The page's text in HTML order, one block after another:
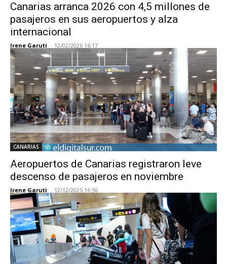
Canarias arranca 2026 con 4,5 millones de
pasajeros en sus aeropuertos y alza
internacional
Irene Garuti - 12/02/2026 16:17
CANARIAS
Aeropuertos de Canarias registraron leve
descenso de pasajeros en noviembre
Irene Garuti - 12/12/2025 16:56